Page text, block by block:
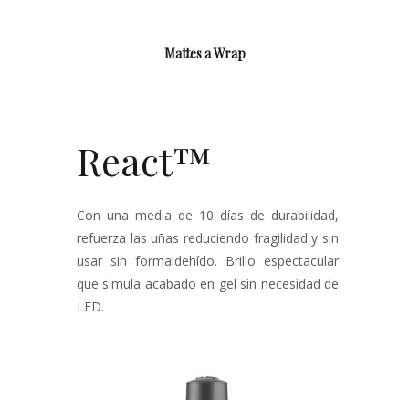
Mattes a Wrap
React™
Con una media de 10 días de durabilidad,
refuerza las uñas reduciendo fragilidad y sin
usar sin formaldehído. Brillo espectacular
que simula acabado en gel sin necesidad de
LED.